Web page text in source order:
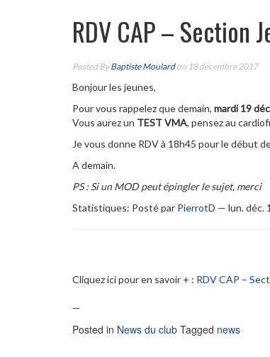
RDV CAP – Section
Posted ByBaptiste Moulardon 18 décembre 2017
Bonjour les jeunes,
Pour vous rappelez que demain, mardi 19
Vous aurez un TEST VMA, pensez au
Je vous donne RDV à 18h45 pour le début
A demain.
PS : Si un MOD peut épingler le sujet, merci
Statistiques: Posté par PierrotD — lun. déc.
Cliquez ici pour en savoir + : RDV CAP –
—
Posted in News du club Tagged news